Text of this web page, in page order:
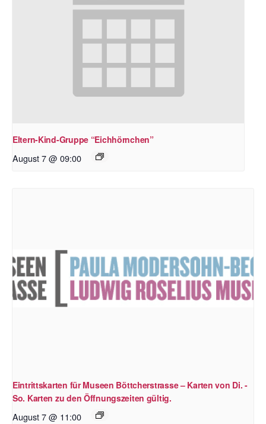
Eltern-Kind-Gruppe “Eichhörnchen”
August 7 @ 09:00
Eintrittskarten für Museen Böttcherstrasse – Karten von Di. -
So. Karten zu den Öffnungszeiten gültig.
August 7 @ 11:00